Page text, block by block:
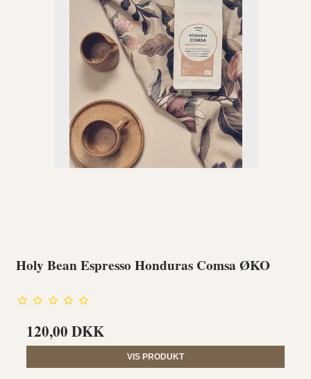
Holy Bean Espresso Honduras Comsa ØKO
120,00 DKK
VIS PRODUKT